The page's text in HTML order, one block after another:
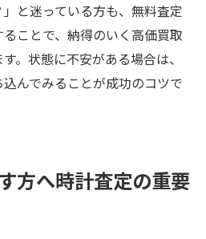
」と迷っている方も、無料査定
ことで、納得のいく高価買取
。状態に不安がある場合は、
んでみることが成功のコツで
方へ時計査定の重要